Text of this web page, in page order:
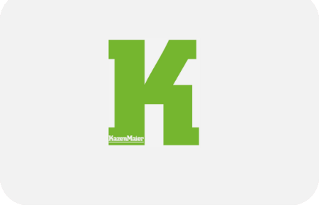
Zusätzliche Werkzeuge und Zubehörteile
Ein Fahrrad Werkzeug-Set ist ein guter Ausgangspunkt, aber es gibt
Werkstatt vervollkommnen können. Dazu gehören:
Kettenöl und Reinigungsbürsten: